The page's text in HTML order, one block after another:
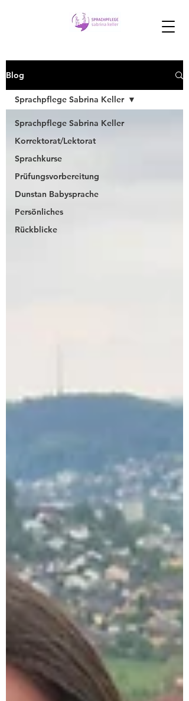
Blog
Sprachpflege Sabrina Keller
Korrektorat/Lektorat
Sprachkurse
Prüfungsvorbereitung
Dunstan Babysprache
Persönliches
Rückblicke
Sprachpflege Sabrina Keller